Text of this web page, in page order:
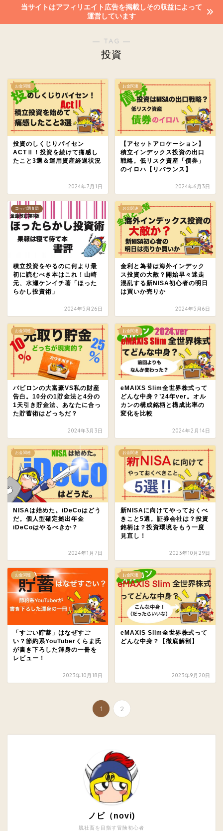
当サイトはアフィリエイト広告を掲載しその収益によって
運営しています
― TAG ―
投資
お金関連
投資のしくじりパイセン
ACTⅡ！投資を続けて痛感し
たこと3選＆運用資産経過状況
2024年7月1日
お金関連
【アセットアロケーション】
積立インデックス投資の出口
戦略。低リスク資産「債券」
のイロハ【リバランス】
2024年6月3日
コッパ調査団
積立投資をやるのに何より最
初に読むべき本はこれ！山崎
元、水瀬ケンイチ著「ほった
らかし投資術」
2024年5月26日
お金関連
金利と為替は海外インデック
ス投資の大敵？開始早々迷走
混乱する新NISA初心者の明日
は買いか売りか
2024年5月6日
お金関連
バビロンの大富豪VS私の財産
告白。10分の1貯金法と4分の
1天引き貯金法、あなたに合っ
た貯蓄術はどっちだ？
2024年3月3日
お金関連
eMAIXS Slim全世界株式って
どんな中身？’24年ver。オル
カンの構成銘柄と構成比率の
変化を比較
2024年2月14日
お金関連
NISAは始めた。iDeCoはどう
だ。個人型確定拠出年金
iDeCoはやるべきか？
2024年1月7日
お金関連
新NISAに向けてやっておくべ
きこと5選。証券会社は？投資
銘柄は？投資環境をもう一度
見直し！
2023年10月29日
お金関連
「すごい貯蓄」はなぜすご
い？節約系YouTuberくらま氏
が書き下ろした渾身の一冊を
レビュー！
2023年10月18日
お金関連
eMAXIS Slim全世界株式って
どんな中身？【徹底解剖】
2023年9月20日
1 2
脱社畜を目指す冒険初心者
ノビ（novi)